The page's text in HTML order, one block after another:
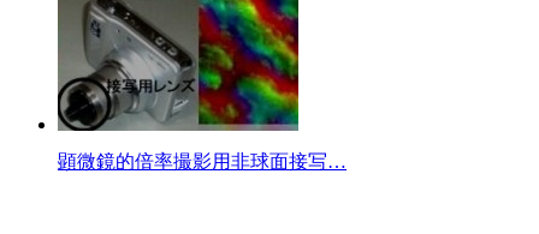
顕微鏡的倍率撮影用非球面接写…